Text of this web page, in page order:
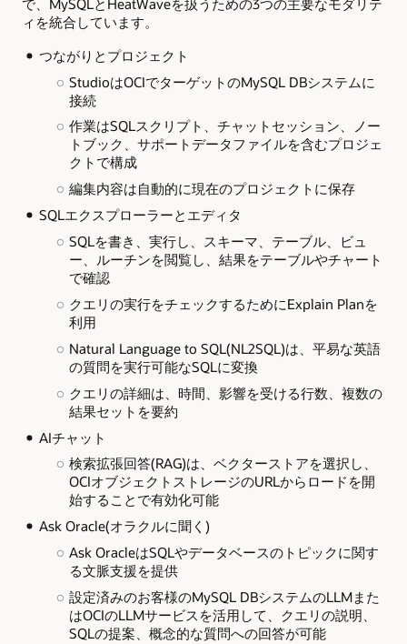
で、MySQLとHeatWaveを扱うための3つの主要なモダリテ
ィを統合しています。
つながりとプロジェクト
StudioはOCIでターゲットのMySQL DBシステムに
接続
作業はSQLスクリプト、チャットセッション、ノー
トブック、サポートデータファイルを含むプロジェ
クトで構成
編集内容は自動的に現在のプロジェクトに保存
SQLエクスプローラーとエディタ
SQLを書き、実行し、スキーマ、テーブル、ビュ
ー、ルーチンを閲覧し、結果をテーブルやチャート
で確認
クエリの実行をチェックするためにExplain Planを
利用
Natural Language to SQL(NL2SQL)は、平易な英語
の質問を実行可能なSQLに変換
クエリの詳細は、時間、影響を受ける行数、複数の
結果セットを要約
AIチャット
検索拡張回答(RAG)は、ベクターストアを選択し、
OCIオブジェクトストレージのURLからロードを開
始することで有効化可能
Ask Oracle(オラクルに聞く)
Ask OracleはSQLやデータベースのトピックに関す
る文脈支援を提供
設定済みのお客様のMySQL DBシステムのLLMまた
はOCIのLLMサービスを活用して、クエリの説明、
SQLの提案、概念的な質問への回答が可能